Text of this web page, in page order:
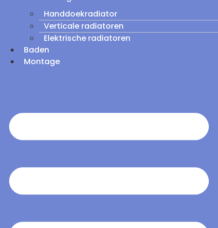
Handdoekradiator
Verticale radiatoren
Elektrische radiatoren
Baden
Montage